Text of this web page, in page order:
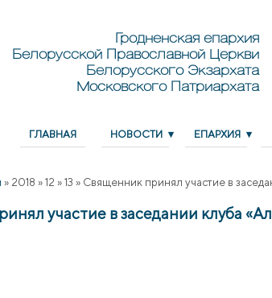
Гродненская епархия
Белорусской Православной Церкви
Белорусского Экзархата
Московского Патриархата
ГЛАВНАЯ НОВОСТИ ЕПАРХИЯ
» 2018 » 12 » 13 » Священник принял участие в
участие в заседании клуба